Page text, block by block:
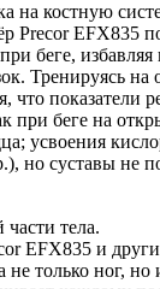
на костную
Precor EFX835
беге,
Тренируясь на
что показатели
при беге на
усвоения
но суставы не
тела.
EFX835 и
не только ног,